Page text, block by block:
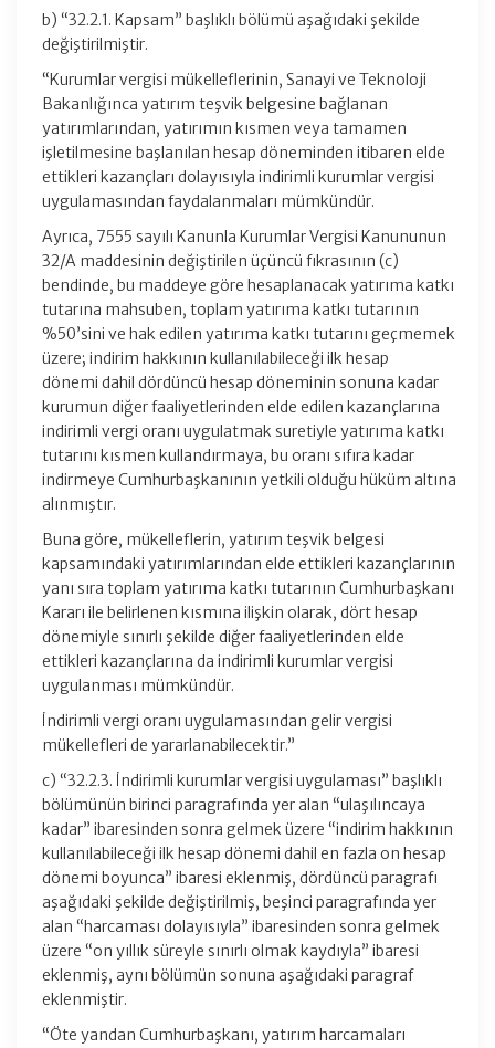
b) “32.2.1. Kapsam” başlıklı bölümü aşağıdaki şekilde
değiştirilmiştir.
“Kurumlar vergisi mükelleflerinin, Sanayi ve Teknoloji
Bakanlığınca yatırım teşvik belgesine bağlanan
yatırımlarından, yatırımın kısmen veya tamamen
işletilmesine başlanılan hesap döneminden itibaren elde
ettikleri kazançları dolayısıyla indirimli kurumlar vergisi
uygulamasından faydalanmaları mümkündür.
Ayrıca, 7555 sayılı Kanunla Kurumlar Vergisi Kanununun
32/A maddesinin değiştirilen üçüncü fıkrasının (c)
bendinde, bu maddeye göre hesaplanacak yatırıma katkı
tutarına mahsuben, toplam yatırıma katkı tutarının
%50’sini ve hak edilen yatırıma katkı tutarını geçmemek
üzere; indirim hakkının kullanılabileceği ilk hesap
dönemi dahil dördüncü hesap döneminin sonuna kadar
kurumun diğer faaliyetlerinden elde edilen kazançlarına
indirimli vergi oranı uygulatmak suretiyle yatırıma katkı
tutarını kısmen kullandırmaya, bu oranı sıfıra kadar
indirmeye Cumhurbaşkanının yetkili olduğu hüküm altına
alınmıştır.
Buna göre, mükelleflerin, yatırım teşvik belgesi
kapsamındaki yatırımlarından elde ettikleri kazançlarının
yanı sıra toplam yatırıma katkı tutarının Cumhurbaşkanı
Kararı ile belirlenen kısmına ilişkin olarak, dört hesap
dönemiyle sınırlı şekilde diğer faaliyetlerinden elde
ettikleri kazançlarına da indirimli kurumlar vergisi
uygulanması mümkündür.
İndirimli vergi oranı uygulamasından gelir vergisi
mükellefleri de yararlanabilecektir.”
c) “32.2.3. İndirimli kurumlar vergisi uygulaması” başlıklı
bölümünün birinci paragrafında yer alan “ulaşılıncaya
kadar” ibaresinden sonra gelmek üzere “indirim hakkının
kullanılabileceği ilk hesap dönemi dahil en fazla on hesap
dönemi boyunca” ibaresi eklenmiş, dördüncü paragrafı
aşağıdaki şekilde değiştirilmiş, beşinci paragrafında yer
alan “harcaması dolayısıyla” ibaresinden sonra gelmek
üzere “on yıllık süreyle sınırlı olmak kaydıyla” ibaresi
eklenmiş, aynı bölümün sonuna aşağıdaki paragraf
eklenmiştir.
“Öte yandan Cumhurbaşkanı, yatırım harcamaları